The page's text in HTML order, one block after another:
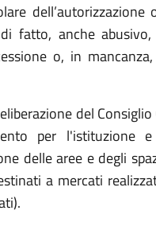
dell’autorizzazione
di fatto, anche
o, in
del
per l'istituzione
delle aree e degli
a mercati